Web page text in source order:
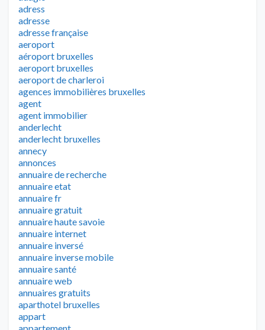
adress
adresse
adresse française
aeroport
aéroport bruxelles
aeroport bruxelles
aeroport de charleroi
agences immobilières bruxelles
agent
agent immobilier
anderlecht
anderlecht bruxelles
annecy
annonces
annuaire de recherche
annuaire etat
annuaire fr
annuaire gratuit
annuaire haute savoie
annuaire internet
annuaire inversé
annuaire inverse mobile
annuaire santé
annuaire web
annuaires gratuits
aparthotel bruxelles
appart